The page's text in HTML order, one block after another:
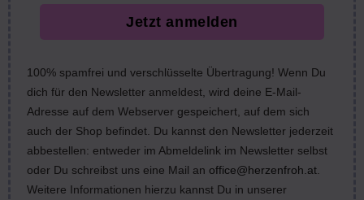
Jetzt anmelden
100% spamfrei und verschlüsselte Übertragung! Wenn Du
dich für den Newsletter anmeldest, wird deine E-Mail-
Adresse auf dem Webserver gespeichert, auf dem sich
auch der Shop befindet. Du kannst den Newsletter jederzeit
abbestellen: entweder im Abmeldelink im Newsletter selbst
oder Du schreibst uns eine Mail an office@herzenfroh.at
Weitere Informationen hierzu kannst Du in unserer